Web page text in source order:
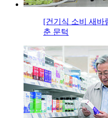
[건기식 소비 새바
춘 문턱